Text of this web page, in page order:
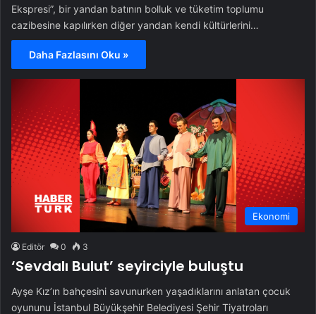
Ekspresi”, bir yandan batının bolluk ve tüketim toplumu
cazibesine kapılırken diğer yandan kendi kültürlerini…
Daha Fazlasını Oku »
Ekonomi
Editör 0 3
‘Sevdalı Bulut’ seyirciyle buluştu
Ayşe Kız’ın bahçesini savunurken yaşadıklarını anlatan çocuk
oyununu İstanbul Büyükşehir Belediyesi Şehir Tiyatroları